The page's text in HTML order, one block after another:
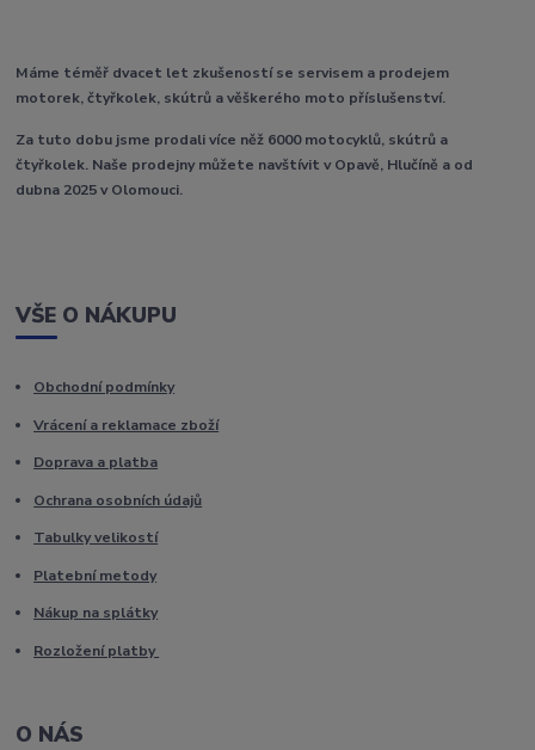
Máme téměř dvacet let zkušeností se servisem a prodejem
motorek, čtyřkolek, skútrů a věškerého moto příslušenství.
Za tuto dobu jsme prodali více něž 6000 motocyklů, skútrů a
čtyřkolek. Naše prodejny můžete navštívit v Opavě, Hlučíně a od
dubna 2025 v Olomouci.
VŠE O NÁKUPU
Obchodní podmínky
Vrácení a reklamace zboží
Doprava a platba
Ochrana osobních údajů
Tabulky velikostí
Platební metody
Nákup na splátky
Rozložení platby
O NÁS